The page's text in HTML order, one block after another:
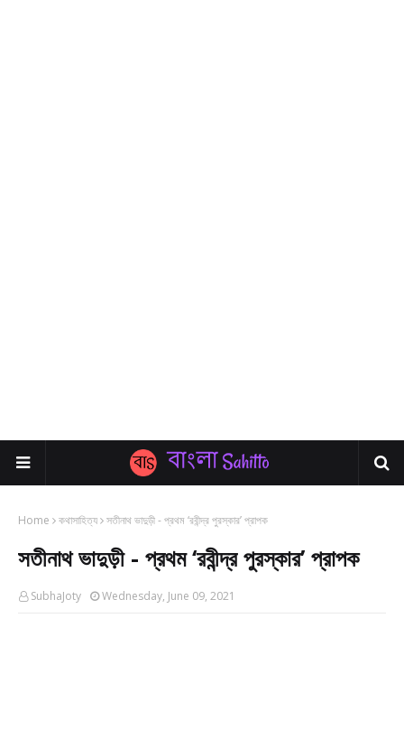
Home কথাসাহিত্য সতীনাথ ভাদুড়ী - প্রথম ‘রবীন্দ্র পুরস্কার’ প্রাপক
সতীনাথ ভাদুড়ী - প্রথম ‘রবীন্দ্র পুরস্কার’ প্রাপক
SubhaJoty Wednesday, June 09, 2021